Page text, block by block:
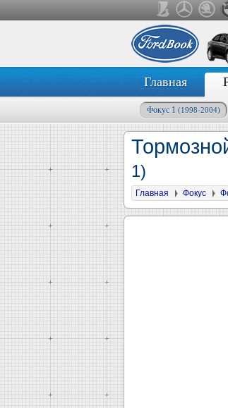
Главная
Фокус 1 (1998-2004)
1)
Главная Фокус